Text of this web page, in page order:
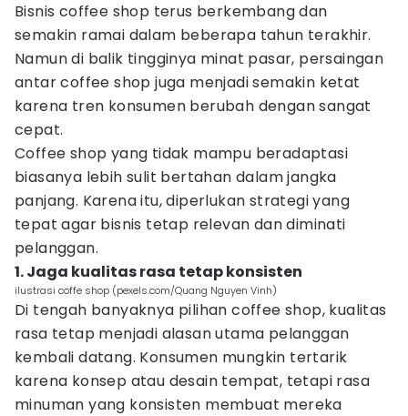
Bisnis coffee shop terus berkembang dan
semakin ramai dalam beberapa tahun terakhir.
Namun di balik tingginya minat pasar, persaingan
antar coffee shop juga menjadi semakin ketat
karena tren konsumen berubah dengan sangat
cepat.
Coffee shop yang tidak mampu beradaptasi
biasanya lebih sulit bertahan dalam jangka
panjang. Karena itu, diperlukan strategi yang
tepat agar bisnis tetap relevan dan diminati
pelanggan.
1. Jaga kualitas rasa tetap konsisten
ilustrasi coffe shop (pexels.com/Quang Nguyen Vinh)
Di tengah banyaknya pilihan coffee shop, kualitas
rasa tetap menjadi alasan utama pelanggan
kembali datang. Konsumen mungkin tertarik
karena konsep atau desain tempat, tetapi rasa
minuman yang konsisten membuat mereka